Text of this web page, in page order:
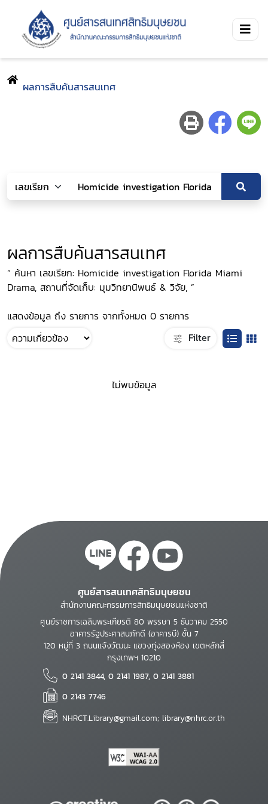
ผลการสืบค้นสารสนเทศ
ผลการสืบค้นสารสนเทศ
“ ค้นหา เลขเรียก: Homicide investigation Florida Miami
Drama, สถานที่จัดเก็บ: มุมวิทยานิพนธ์ & วิจัย, ”
แสดงข้อมูล ถึง รายการ จากทั้งหมด 0 รายการ
Filter
ไม่พบข้อมูล
ศูนย์สารสนเทศสิทธิมนุษยชน
สำนักงานคณะกรรมการสิทธิมนุษยชนแห่งชาติ
ศูนย์ราชการเฉลิมพระเกียรติ 80 พรรษา 5 ธันวาคม 2550
อาคารรัฐประศาสนภักดี (อาคารบี) ชั้น 7
120 หมู่ที่ 3 ถนนแจ้งวัฒนะ แขวงทุ่งสองห้อง เขตหลักสี่
กรุงเทพฯ 10210
0 2141 3844, 0 2141 1987, 0 2141 3881
0 2143 7746
NHRCT.Library@gmail.com; library@nhrc.or.th